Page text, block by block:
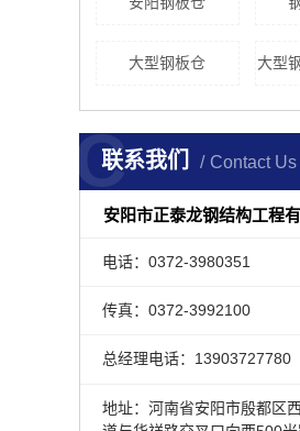
大型钢板仓 大型
联系我们 Contact Us
C
安阳市正泰龙钢结构工程
电话：0372-3980351
传真：0372-3992100
总经理电话：13903727780
地址：河南省安阳市殷都区